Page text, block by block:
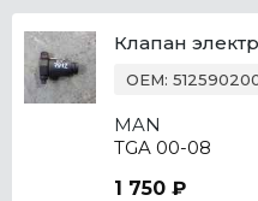
Клапан
OEM:
MAN
TGA 00-08
1 750 ₽